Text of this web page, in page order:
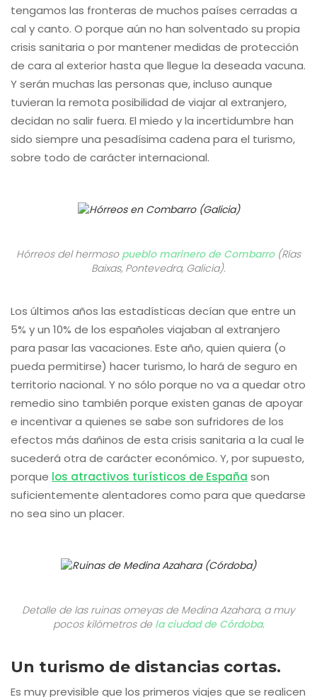
tengamos las fronteras de muchos países cerradas a
cal y canto. O porque aún no han solventado su propia
crisis sanitaria o por mantener medidas de protección
de cara al exterior hasta que llegue la deseada vacuna.
Y serán muchas las personas que, incluso aunque
tuvieran la remota posibilidad de viajar al extranjero,
decidan no salir fuera. El miedo y la incertidumbre han
sido siempre una pesadísima cadena para el turismo,
sobre todo de carácter internacional.
Hórreos del hermoso pueblo marinero de Combarro(Rías
Baixas, Pontevedra, Galicia).
Los últimos años las estadísticas decían que entre un
5% y un 10% de los españoles viajaban al extranjero
para pasar las vacaciones. Este año, quien quiera (o
pueda permitirse) hacer turismo, lo hará de seguro en
territorio nacional. Y no sólo porque no va a quedar otro
remedio sino también porque existen ganas de apoyar
e incentivar a quienes se sabe son sufridores de los
efectos más dañinos de esta crisis sanitaria a la cual le
sucederá otra de carácter económico. Y, por supuesto,
porque los atractivos turísticos de España son
suficientemente alentadores como para que quedarse
no sea sino un placer.
Detalle de las ruinas omeyas de Medina Azahara, a muy
pocos kilómetros de la ciudad de Córdoba.
Un turismo de distancias cortas.
Es muy previsible que los primeros viajes que se realicen